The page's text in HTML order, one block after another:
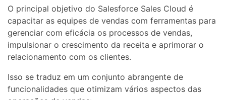
O principal objetivo do Salesforce Sales Cloud é
capacitar as equipes de vendas com ferramentas para
gerenciar com eficácia os processos de vendas,
impulsionar o crescimento da receita e aprimorar o
relacionamento com os clientes.
Isso se traduz em um conjunto abrangente de
funcionalidades que otimizam vários aspectos das